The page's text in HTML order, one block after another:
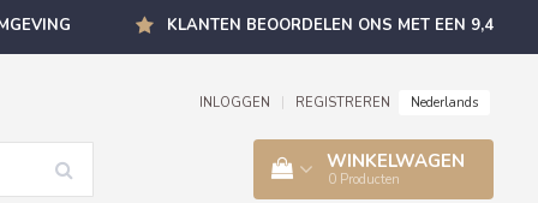
KLANTEN BEOORDELEN ONS MET EEN 9,4
INLOGGEN REGISTREREN Nederlands
WINKELWAGEN
0 Producten